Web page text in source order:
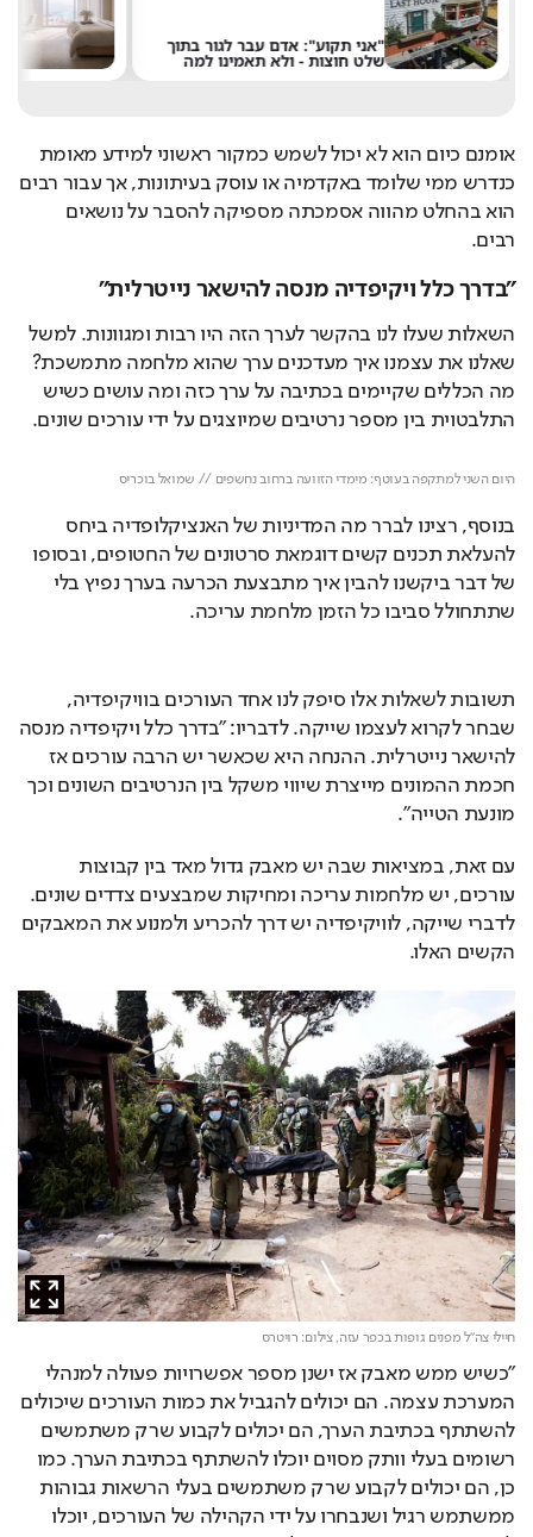
"אני תקוע": אדם עבר לגור בתוך
שלט חוצות - ולא תאמינו למה
אומנם כיום הוא לא יכול לשמש כמקור ראשוני למידע מאומת
כנדרש ממי שלומד באקדמיה או עוסק בעיתונות, אך עבור רבים
הוא בהחלט מהווה אסמכתה מספיקה להסבר על נושאים
רבים.
"בדרך כלל ויקיפדיה מנסה להישאר נייטרלית"
השאלות שעלו לנו בהקשר לערך הזה היו רבות ומגוונות. למשל
שאלנו את עצמנו איך מעדכנים ערך שהוא מלחמה מתמשכת?
מה הכללים שקיימים בכתיבה על ערך כזה ומה עושים כשיש
התלבטוית בין מספר נרטיבים שמיוצגים על ידי עורכים שונים.
היום השני למתקפה בעוטף: מימדי הזוועה ברחוב נחשפים // שמואל בוכריס
בנוסף, רצינו לברר מה המדיניות של האנציקלופדיה ביחס
להעלאת תכנים קשים דוגמאת סרטונים של החטופים, ובסופו
של דבר ביקשנו להבין איך מתבצעת הכרעה בערך נפיץ בלי
שתתחולל סביבו כל הזמן מלחמת עריכה.
תשובות לשאלות אלו סיפק לנו אחד העורכים בוויקיפדיה,
שבחר לקרוא לעצמו שייקה. לדבריו: "בדרך כלל ויקיפדיה מנסה
להישאר נייטרלית. ההנחה היא שכאשר יש הרבה עורכים אז
חכמת ההמונים מייצרת שיווי משקל בין הנרטיבים השונים וכך
מונעת הטייה".
עם זאת, במציאות שבה יש מאבק גדול מאד בין קבוצות
עורכים, יש מלחמות עריכה ומחיקות שמבצעים צדדים שונים.
לדברי שייקה, לוויקיפדיה יש דרך להכריע ולמנוע את המאבקים
הקשים האלו.
חיילי צה"ל מפנים גופות בכפר עזה,צילום: רויטרס
"כשיש ממש מאבק אז ישנן מספר אפשרויות פעולה למנהלי
המערכת עצמה. הם יכולים להגביל את כמות העורכים שיכולים
להשתתף בכתיבת הערך, הם יכולים לקבוע שרק משתמשים
רשומים בעלי וותק מסוים יוכלו להשתתף בכתיבת הערך. כמו
כן, הם יכולים לקבוע שרק משתמשים בעלי הרשאות גבוהות
ממשתמש רגיל ושנבחרו על ידי הקהילה של העורכים, יוכלו